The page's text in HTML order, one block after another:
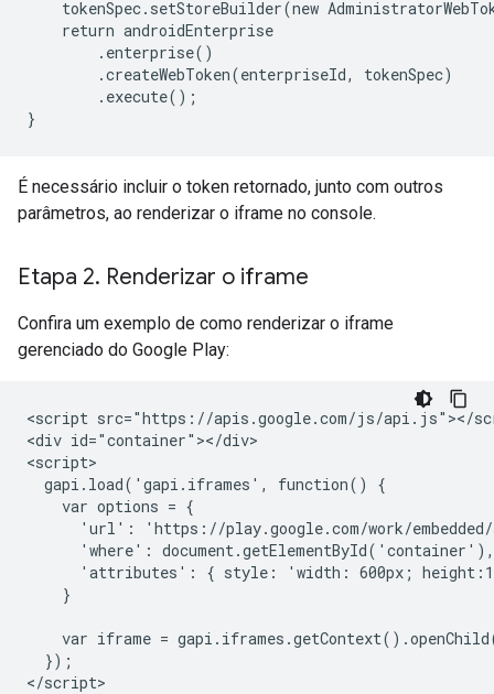
tokenSpec.setStoreBuilder(new
return androidEnterprise
.enterprise()
.createWebToken(enterpriseId,
tokenSpec)
.execute() ;
}
É necessário incluir o token retornado, junto com outros
parâmetros, ao renderizar o iframe no console.
Etapa 2. Renderizar o iframe
Confira um exemplo de como renderizar o iframe
gerenciado do Google Play:
<script src="https://apis.google.com/js/api.js"></
<div id="container"></div>
<script>
  gapi.load('gapi.iframes', function() {
    var options = {
'url': 'https://play.google.com/work/
      'where': document.getElementById('container'),
'attributes': { style: 'width: 600px;
    }
var iframe =
  });